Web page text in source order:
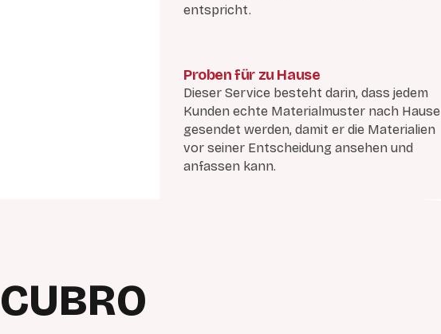
entspricht.
Proben für zu Hause
Dieser Service besteht darin, dass jedem
Kunden echte Materialmuster nach Hause
gesendet werden, damit er die Materialien
vor seiner Entscheidung ansehen und
anfassen kann.
CUBRO